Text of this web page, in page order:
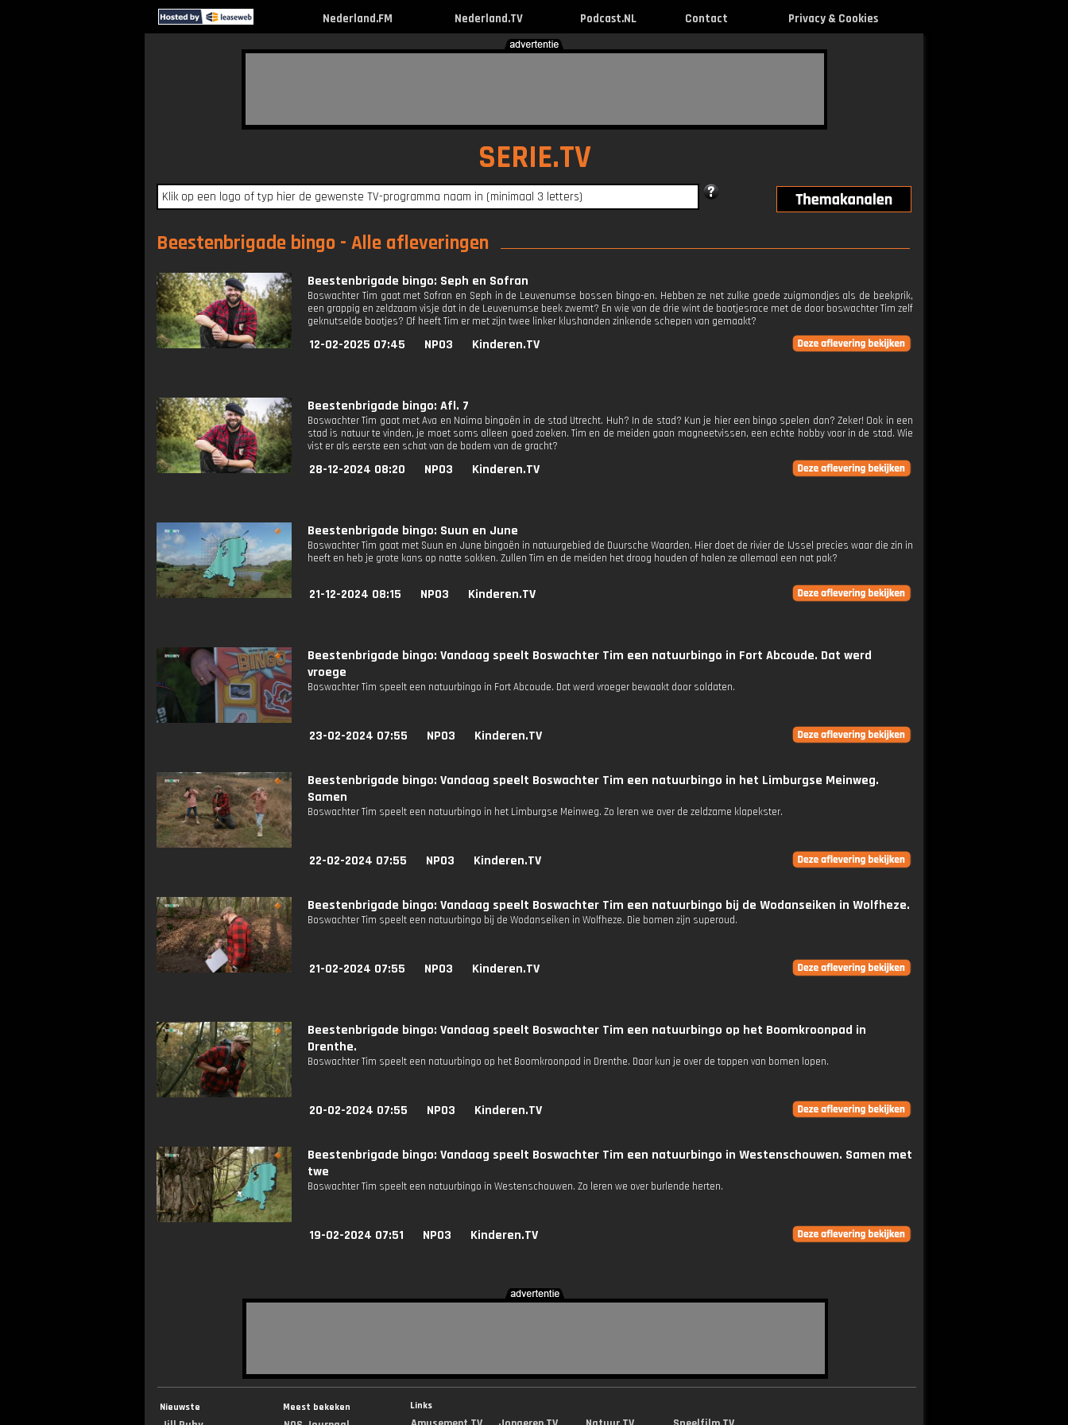
Nederland.FM Nederland.TV Podcast.NL Contact Privacy & Cookies
SERIE.TV
Beestenbrigade bingo - Alle afleveringen
Beestenbrigade bingo: Seph en Sofran
Boswachter Tim gaat met Sofran en Seph in de Leuvenumse bossen bingo-en. Hebben ze net zulke goede zuigmondjes als de beekprik,
een grappig en zeldzaam visje dat in de Leuvenumse beek zwemt? En wie van de drie wint de bootjesrace met de door boswachter Tim zelf
geknutselde bootjes? Of heeft Tim er met zijn twee linker klushanden zinkende schepen van gemaakt?
12-02-2025 07:45 NPO3 Kinderen.TV
Beestenbrigade bingo: Afl. 7
Boswachter Tim gaat met Ava en Naima bingoën in de stad Utrecht. Huh? In de stad? Kun je hier een bingo spelen dan? Zeker! Ook in een
stad is natuur te vinden, je moet soms alleen goed zoeken. Tim en de meiden gaan magneetvissen, een echte hobby voor in de stad. Wie
vist er als eerste een schat van de bodem van de gracht?
28-12-2024 08:20 NPO3 Kinderen.TV
Beestenbrigade bingo: Suun en June
Boswachter Tim gaat met Suun en June bingoën in natuurgebied de Duursche Waarden. Hier doet de rivier de IJssel precies waar die zin in
heeft en heb je grote kans op natte sokken. Zullen Tim en de meiden het droog houden of halen ze allemaal een nat pak?
21-12-2024 08:15 NPO3 Kinderen.TV
Beestenbrigade bingo: Vandaag speelt Boswachter Tim een natuurbingo in Fort Abcoude. Dat werd
vroege
Boswachter Tim speelt een natuurbingo in Fort Abcoude. Dat werd vroeger bewaakt door soldaten.
23-02-2024 07:55 NPO3 Kinderen.TV
Beestenbrigade bingo: Vandaag speelt Boswachter Tim een natuurbingo in het Limburgse Meinweg.
Samen
Boswachter Tim speelt een natuurbingo in het Limburgse Meinweg. Zo leren we over de zeldzame klapekster.
22-02-2024 07:55 NPO3 Kinderen.TV
Beestenbrigade bingo: Vandaag speelt Boswachter Tim een natuurbingo bij de Wodanseiken in Wolfheze.
Boswachter Tim speelt een natuurbingo bij de Wodanseiken in Wolfheze. Die bomen zijn superoud.
21-02-2024 07:55 NPO3 Kinderen.TV
Beestenbrigade bingo: Vandaag speelt Boswachter Tim een natuurbingo op het Boomkroonpad in
Drenthe.
Boswachter Tim speelt een natuurbingo op het Boomkroonpad in Drenthe. Daar kun je over de toppen van bomen lopen.
20-02-2024 07:55 NPO3 Kinderen.TV
Beestenbrigade bingo: Vandaag speelt Boswachter Tim een natuurbingo in Westenschouwen. Samen met
twe
Boswachter Tim speelt een natuurbingo in Westenschouwen. Zo leren we over burlende herten.
19-02-2024 07:51 NPO3 Kinderen.TV
Nieuwste Meest bekeken Links